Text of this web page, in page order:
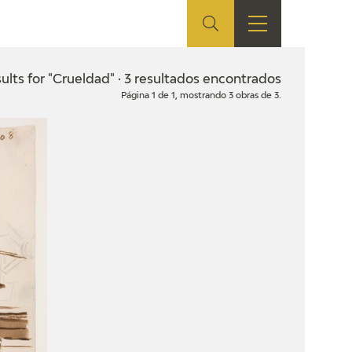
SHOP EDUCA
for "Crueldad" · 3 resultados encontrados
Página 1 de 1, mostrando 3 obras de 3.